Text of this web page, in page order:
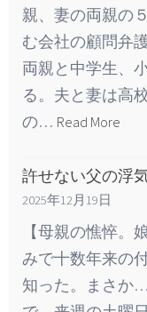
親、妻の両親の
む会社の顧問弁
両親と中学生、
る。夫と妻は高
の… Read More
許せない父の浮
2025年12月19日
【母親の憔悴。
みで十数年来の
知った。まさ